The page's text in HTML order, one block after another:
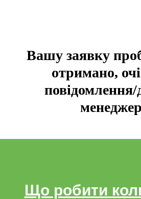
Вашу заявку
отримано,
повідомлення/
Що робити